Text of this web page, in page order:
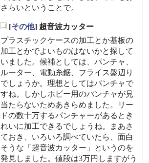
さらいということで。
[その他] 超音波カッター
プラスチックケースの加工とか基板の
加工とかでよいものはないかと探して
いました。候補としては、パンチャ、
ルーター、電動糸鋸、フライス盤辺り
でしょうか。理想としてはパンチャで
すね。しかしホビー用のパンチャが見
当たらないためあきらめました。リー
ドの数十万するパンチャーがあるとき
れいに加工できるでしょうね。まあさ
ておき、いろいろ調べていたら、面白
そうな「超音波カッター」というのを
発見しました。値段は3万円しますがう